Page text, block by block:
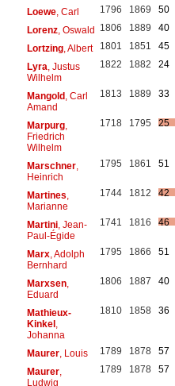
Loewe, Carl 1796 1869
50
Lorenz, Oswald 1806 1889
40
Lortzing, Albert 1801 1851
45
Lyra , Justus
Wilhelm
1822 1882 24
Mangold, Carl
Amand
1813 1889 33
Marpurg,
Friedrich
Wilhelm
1718 1795 25
Marschner,
Heinrich
1795 1861 51
Martines
Marianne
1744 1812 42
Martini, Jean-
Paul-Égide
1741 1816 46
Marx, Adolph
Bernhard
1795 1866 51
Marxsen,
Eduard
1806 1887 40
Mathieux-
Kinkel,
Johanna
1810 1858 36
Maurer, Louis 1789 1878
57
Maurer,
Ludwig
1789 1878 57